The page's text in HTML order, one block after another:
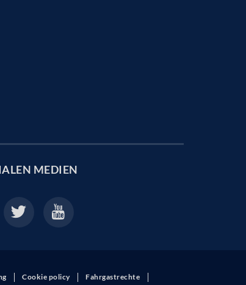
MEDIEN
Cookie policy Fahrgastrechte